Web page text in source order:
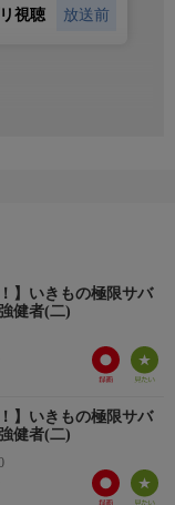
視聴 放送前
の姿は、現代の科
】いきもの極限サバ
健者(二)
】いきもの極限サバ
健者(二)